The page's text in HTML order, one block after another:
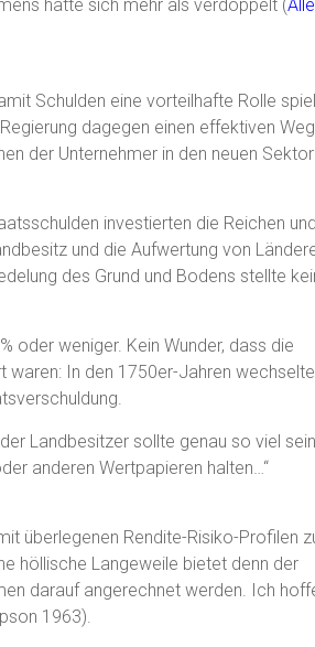
hatte sich mehr als verdoppelt (
Schulden eine vorteilhafte Rolle
dagegen einen effektiven Weg
der Unternehmer in den neuen
investierten die Reichen und
und die Aufwertung von
des Grund und Bodens stellte
oder weniger. Kein Wunder, dass die
waren: In den 1750er-Jahren
Landbesitzer sollte genau so viel
anderen Wertpapieren halten…“
überlegenen Rendite-Risiko-Profilen
höllische Langeweile bietet denn der
darauf angerechnet werden. Ich
1963).